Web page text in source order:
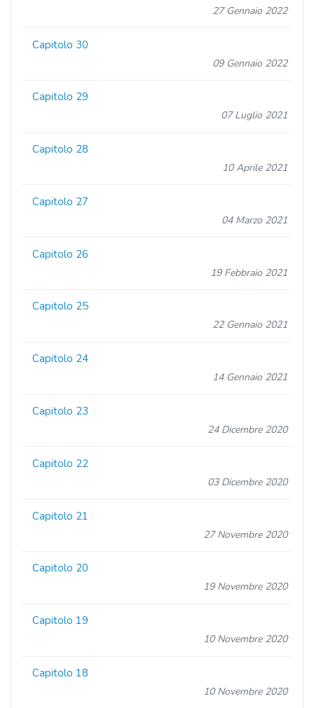
27 Gennaio 2022
Capitolo 30
09 Gennaio 2022
Capitolo 29
07 Luglio 2021
Capitolo 28
10 Aprile 2021
Capitolo 27
04 Marzo 2021
Capitolo 26
19 Febbraio 2021
Capitolo 25
22 Gennaio 2021
Capitolo 24
14 Gennaio 2021
Capitolo 23
24 Dicembre 2020
Capitolo 22
03 Dicembre 2020
Capitolo 21
27 Novembre 2020
Capitolo 20
19 Novembre 2020
Capitolo 19
10 Novembre 2020
Capitolo 18
10 Novembre 2020